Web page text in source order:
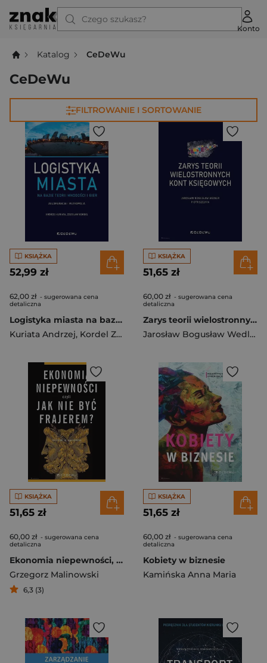
Czego szukasz?
Konto
Katalog CeDeWu
CeDeWu
FILTROWANIE I SORTOWANIE
KSIĄŻKA
52,99 zł
62,00 zł - sugerowana cena
detaliczna
Logistyka miasta na bazie teorii mnogości i gier. Aglomeracja i metropolia
Kuriata Andrzej, Kordel Zdzisław
KSIĄŻKA
51,65 zł
60,00 zł - sugerowana cena
detaliczna
Zarys teorii wielostronnych kont księgowych
Jarosław Bogusław Wedler
KSIĄŻKA
51,65 zł
60,00 zł - sugerowana cena
detaliczna
Ekonomia niepewności, czyli jak nie być frajerem?
Grzegorz Malinowski
6,3 (3)
KSIĄŻKA
51,65 zł
60,00 zł - sugerowana cena
detaliczna
Kobiety w biznesie
Kamińska Anna Maria